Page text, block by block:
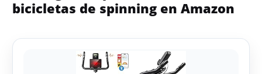
bicicletas de spinning en Amazon